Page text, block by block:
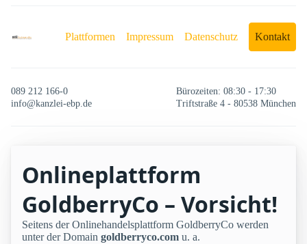
Plattformen Impressum Datenschutz Kontakt
089 212 166-0
info@kanzlei-ebp.de
Bürozeiten: 08:30 - 17:30
Triftstraße 4 - 80538 München
Onlineplattform
GoldberryCo – Vorsicht!
Seitens der Onlinehandelsplattform GoldberryCo werden
unter der Domain goldberryco.com u. a.